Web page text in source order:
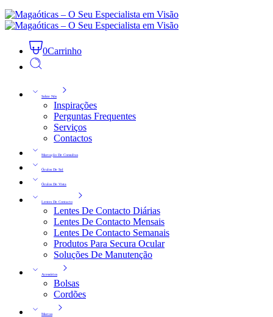
0Carrinho
Sobre Nós
Inspirações
Perguntas Frequentes
Serviços
Contactos
Marcação De Consultas
Óculos De Sol
Óculos De Vista
Lentes De Contacto
Lentes De Contacto Diárias
Lentes De Contacto Mensais
Lentes De Contacto Semanais
Produtos Para Secura Ocular
Soluções De Manutenção
Acessórios
Bolsas
Cordões
Marcas